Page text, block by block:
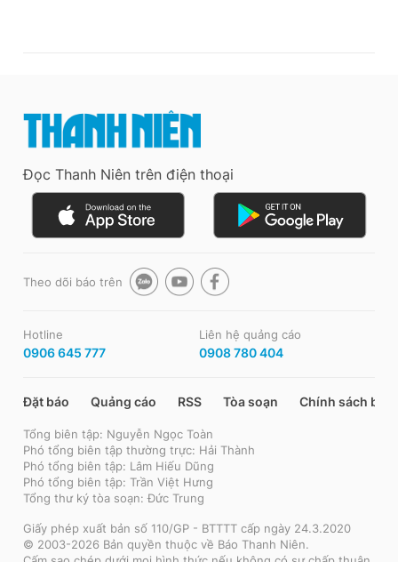
Đọc Thanh Niên trên điện thoại
Theo dõi báo trên
Hotline
0906 645 777
Liên hệ quảng cáo
0908 780 404
Đặt báo Quảng cáo RSS Tòa soạn Chính sách bảo
Tổng biên tập: Nguyễn Ngọc Toàn
Phó tổng biên tập thường trực: Hải Thành
Phó tổng biên tập: Lâm Hiếu Dũng
Phó tổng biên tập: Trần Việt Hưng
Tổng thư ký tòa soạn: Đức Trung
Giấy phép xuất bản số 110/GP - BTTTT cấp ngày 24.3.2020
© 2003-2026 Bản quyền thuộc về Báo Thanh Niên.